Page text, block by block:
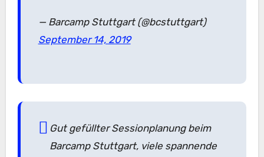
— Barcamp Stuttgart (@bcstuttgart)
September 14, 2019
Gut gefüllter Sessionplanung beim
Barcamp Stuttgart, viele spannende